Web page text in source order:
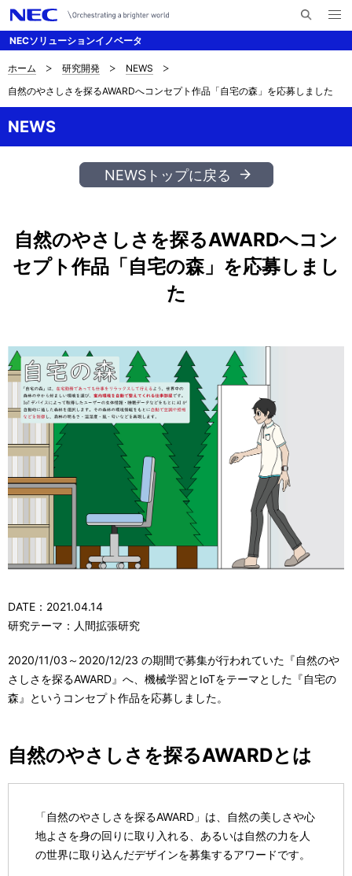
NECソリューションイノベータ
検
メ
ニ
く
ナ
ビ
ゲ
ー
サ
イ
ト
在
位
ホーム 研究開発
NEWS
自然のやさしさを探るAWARDへコンセプト作品「自宅の森」を応募しました
NEWS
NEWSトップに戻る
自然のやさしさを探るAWARDへコン
セプト作品「自宅の森」を応募しまし
た
DATE：2021.04.14
研究テーマ：人間拡張研究
2020/11/03～2020/12/23 の期間で募集が行われていた『自然のや
さしさを探るAWARD』へ、機械学習とIoTをテーマとした『自宅の
森』というコンセプト作品を応募しました。
自然のやさしさを探るAWARDとは
「自然のやさしさを探るAWARD」は、自然の美しさや心
地よさを身の回りに取り入れる、あるいは自然の力を人
の世界に取り込んだデザインを募集するアワードです。